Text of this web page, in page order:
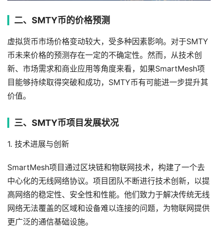
二、SMTY币的价格预测
虚拟货币市场价格变动较大，受多种因素影响。对于SMTY
币未来价格的预测存在一定的不确定性。然而，从技术创
新、市场需求和商业应用等角度来看，如果SmartMesh项
目能够持续取得突破和成功，SMTY币有可能进一步提升其
价值。
三、SMTY币项目发展状况
1. 技术进展与创新
SmartMesh项目通过区块链和物联网技术，构建了一个去
中心化的无线网络协议。项目团队不断进行技术创新，以提
高网络的稳定性、安全性和性能。他们致力于解决传统无线
网络无法覆盖的区域和设备难以连接的问题，为物联网提供
更广泛的通信基础设施。